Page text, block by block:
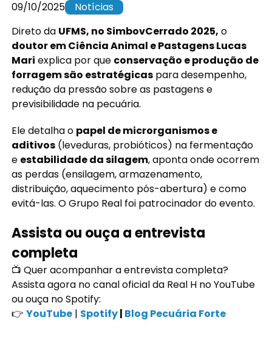
09/10/2025
Notícias
Direto da UFMS, no SimbovCerrado 2025, o
doutor em Ciência Animal e Pastagens Lucas
Mari explica por que conservação e produção de
forragem são estratégicas para desempenho,
redução da pressão sobre as pastagens e
previsibilidade na pecuária.
Ele detalha o papel de microrganismos e
aditivos (leveduras, probióticos) na fermentação
e estabilidade da silagem, aponta onde ocorrem
as perdas (ensilagem, armazenamento,
distribuição, aquecimento pós-abertura) e como
evitá-las. O Grupo Real foi patrocinador do evento.
Assista ou ouça a entrevista
completa
📺 Quer acompanhar a entrevista completa?
Assista agora no canal oficial da Real H no YouTube
ou ouça no Spotify:
👉YouTube | Spotify| Blog Pecuária Forte